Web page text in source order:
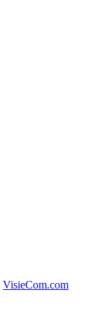
VisieCom.com